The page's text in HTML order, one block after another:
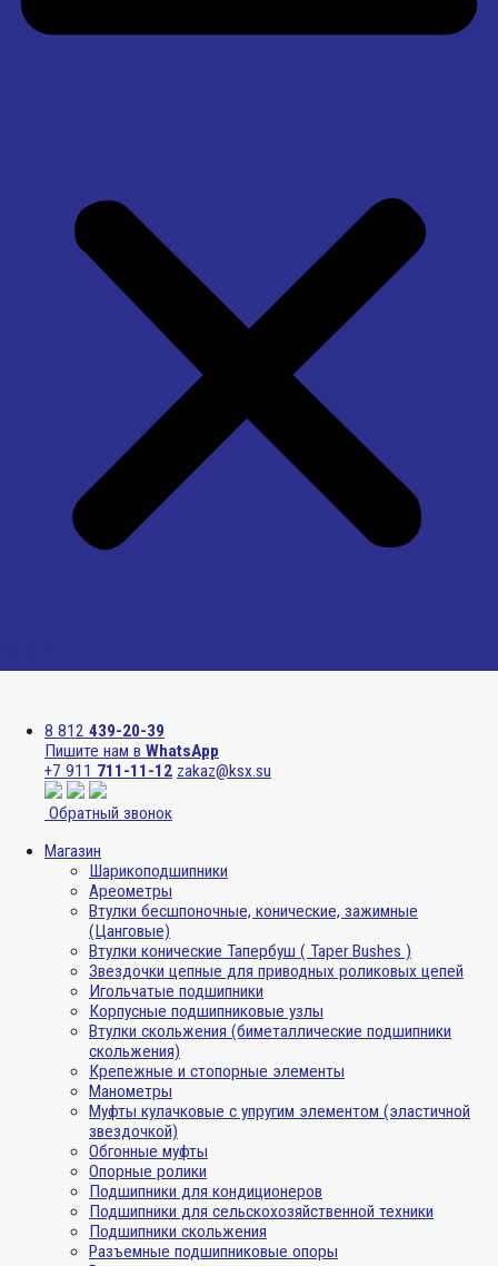
8 812 439-20-39
Пишите нам в WhatsApp
+7 911 711-11-12 zakaz@ksx.su
Обратный звонок
Магазин
Шарикоподшипники
Ареометры
Втулки бесшпоночные, конические, зажимные
(Цанговые)
Втулки конические Тапербуш ( Taper Bushes )
Звездочки цепные для приводных роликовых цепей
Игольчатые подшипники
Корпусные подшипниковые узлы
Втулки скольжения (биметаллические подшипники
скольжения)
Крепежные и стопорные элементы
Манометры
Муфты кулачковые с упругим элементом (эластичной
звездочкой)
Обгонные муфты
Опорные ролики
Подшипники для кондиционеров
Подшипники для сельскохозяйственной техники
Подшипники скольжения
Разъемные подшипниковые опоры